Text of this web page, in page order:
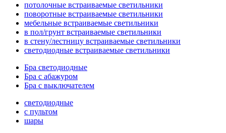
потолочные встраиваемые светильники
поворотные встраиваемые светильники
мебельные встраиваемые светильники
в пол/грунт встраиваемые светильники
в стену/лестницу встраиваемые светильники
светодиодные встраиваемые светильники
Бра светодиодные
Бра с абажуром
Бра с выключателем
светодиодные
с пультом
шары